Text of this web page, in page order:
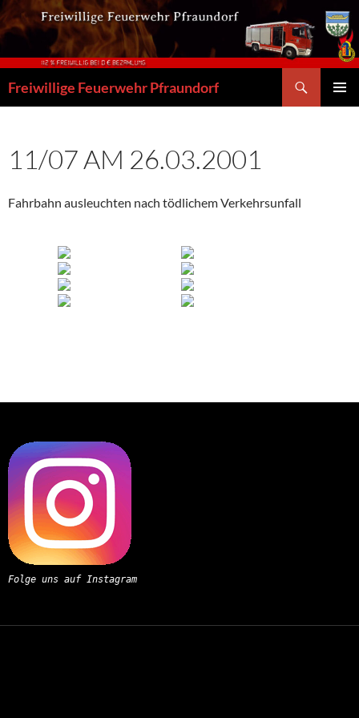
Zum
Inhalt
springen
Freiwillige Feuerwehr Pfraundorf
11/07 AM 26.03.2001
Fahrbahn ausleuchten nach tödlichem Verkehrsunfall
Folge uns auf Instagram